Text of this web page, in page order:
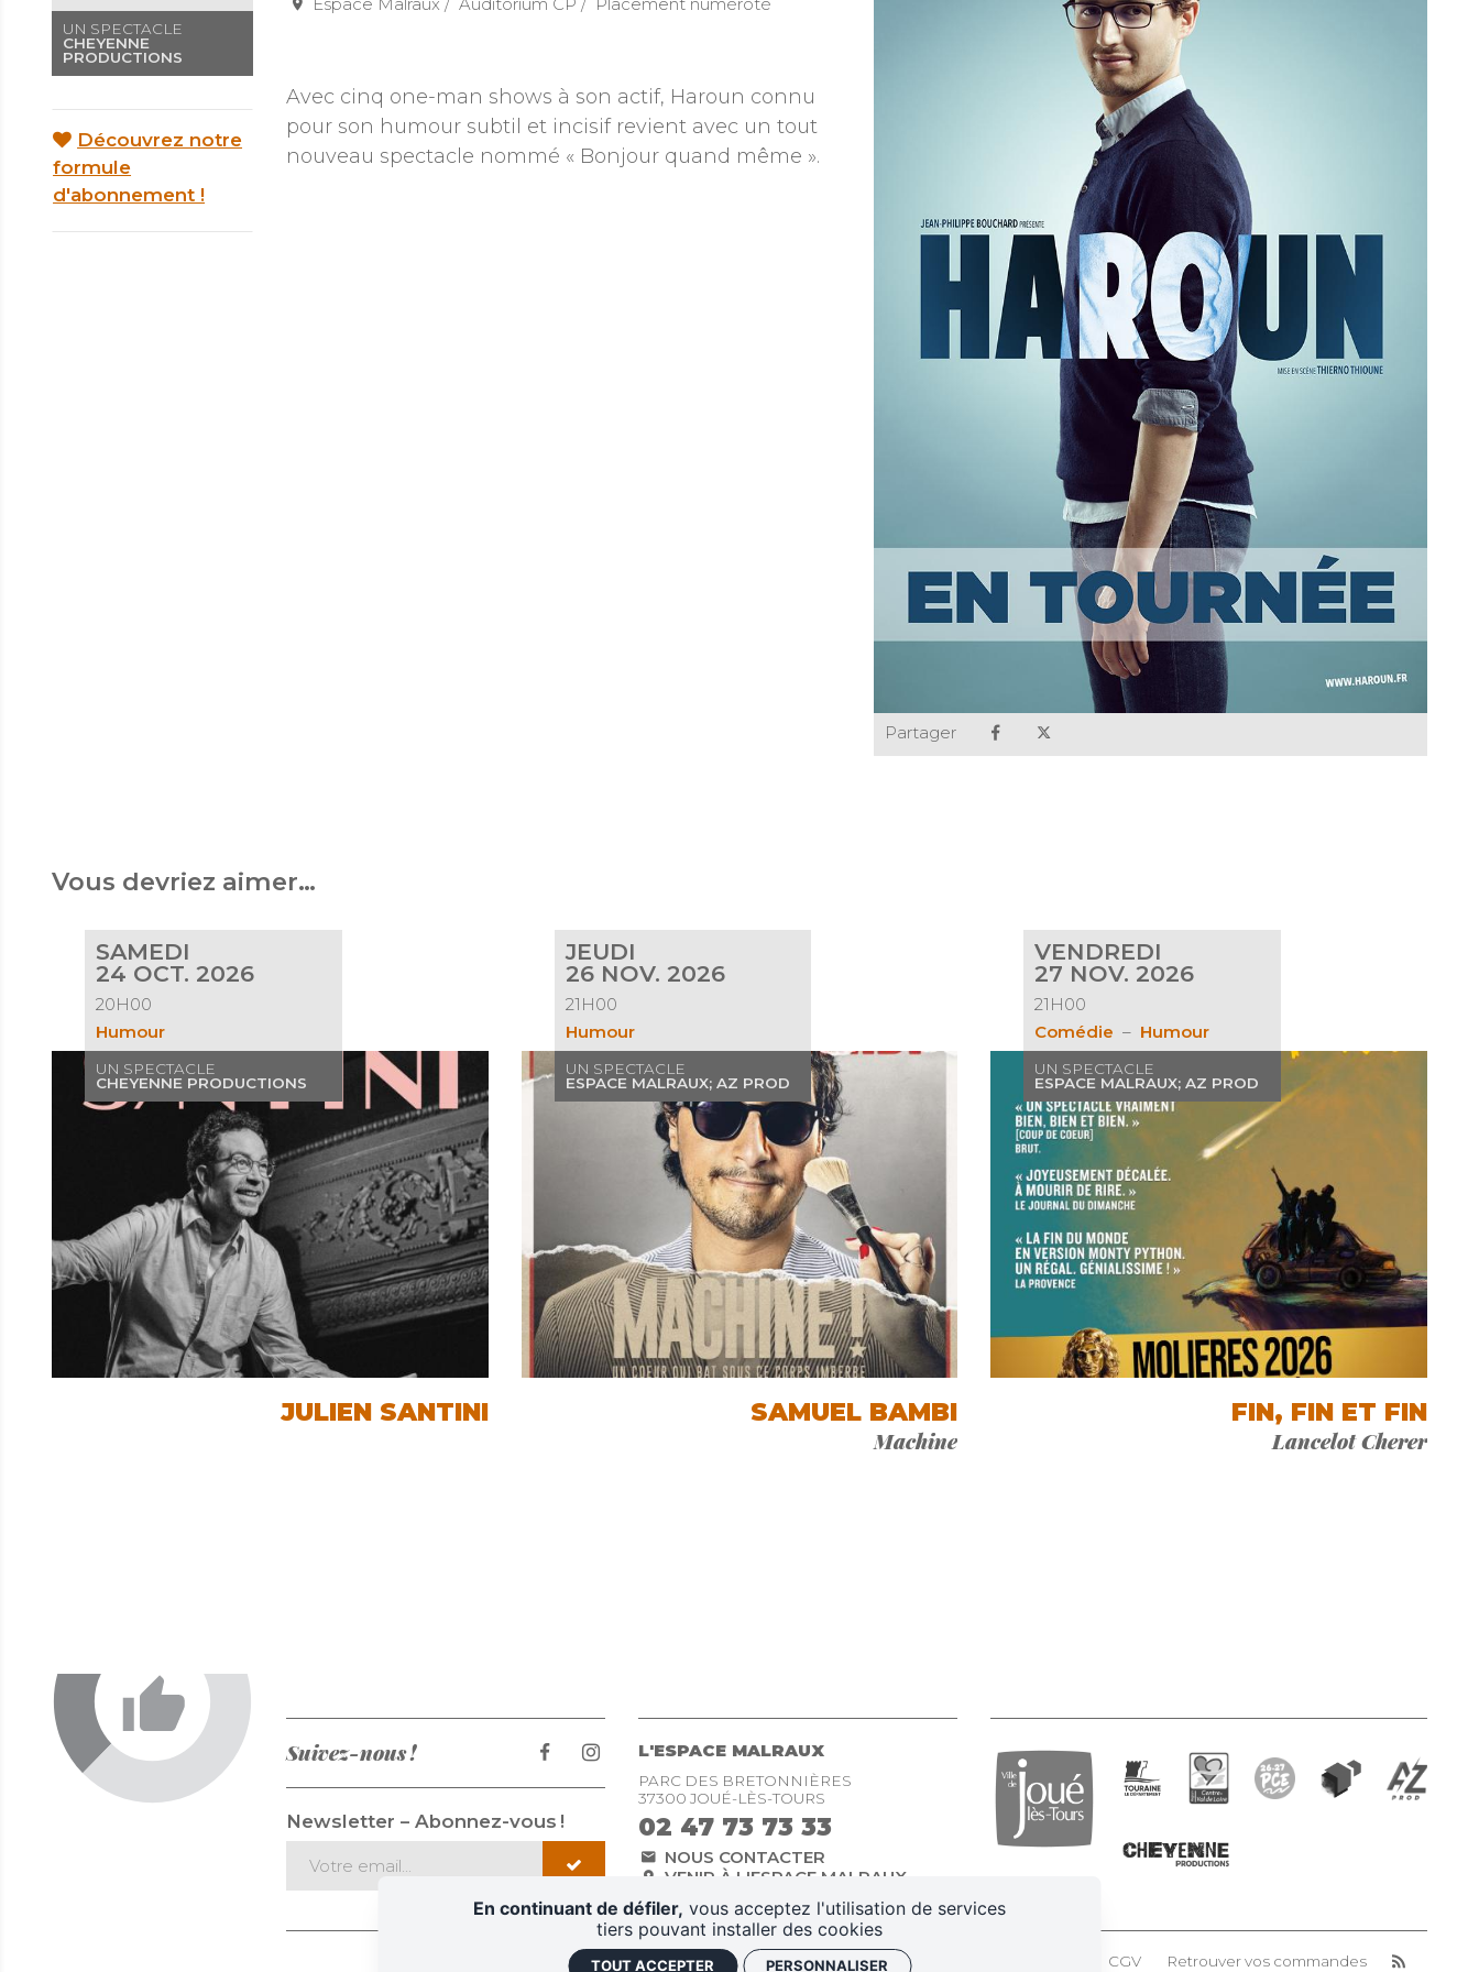
Partager
UN SPECTACLE
CHEYENNE
PRODUCTIONS
Découvrez notre
formule
d'abonnement !
Avec cinq one-man shows à son actif, Haroun connu
pour son humour subtil et incisif revient avec un tout
nouveau spectacle nommé « Bonjour quand même ».
Vous devriez aimer…
SAMEDI
24 OCT. 2026
20H00
Humour
UN SPECTACLE
CHEYENNE PRODUCTIONS
JULIEN SANTINI
JEUDI
26 NOV. 2026
21H00
Humour
UN SPECTACLE
ESPACE MALRAUX; AZ PROD
SAMUEL BAMBI
Machine
VENDREDI
27 NOV. 2026
21H00
Comédie
Humour
UN SPECTACLE
ESPACE MALRAUX; AZ PROD
FIN, FIN ET FIN
Lancelot Cherer
Suivez-nous !
Newsletter – Abonnez-vous !
L'ESPACE MALRAUX
PARC DES BRETONNIÈRES
37300 JOUÉ-LÈS-TOURS
02 47 73 73 33
NOUS CONTACTER
VENIR À L'ESPACE MALRAUX
Conditions générales de vente Plan du site CGV Retrouver vos commandes
En continuant de défiler, vous acceptez l'utilisation de services
tiers pouvant installer des cookies
TOUT ACCEPTER PERSONNALISER